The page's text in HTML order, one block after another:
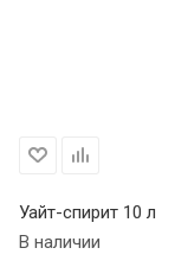
Уайт-спирит 10 л
В наличии